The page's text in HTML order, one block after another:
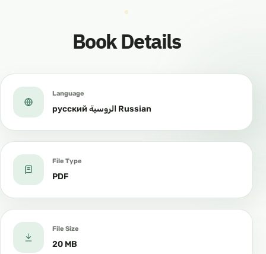
Book Details
Language
русский الروسية Russian
File Type
PDF
File Size
20 MB